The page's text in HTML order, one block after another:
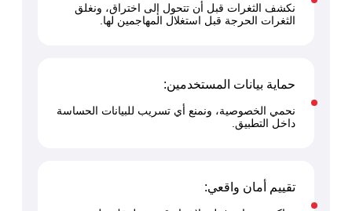
المعلومات
نكشف الثغرات قبل أن تتحول إلى اختراق، ونغلق
الثغرات الحرجة قبل استغلال المهاجمين لها.
حماية بيانات المستخدمين:
نحمي الخصوصية، ونمنع أي تسريب للبيانات الحساسة
داخل التطبيق.
تقييم أمان واقعي: